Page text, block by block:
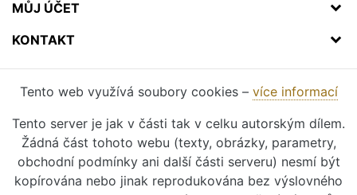
MŮJ ÚČET
KONTAKT
Tento web využívá soubory cookies – více informací
Tento server je jak v části tak v celku autorským dílem.
Žádná část tohoto webu (texty, obrázky, parametry,
obchodní podmínky ani další části serveru) nesmí být
kopírována nebo jinak reprodukována bez výslovného